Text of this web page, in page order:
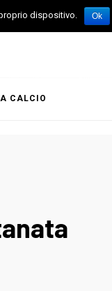
CALCIO
dispositivo. Ok